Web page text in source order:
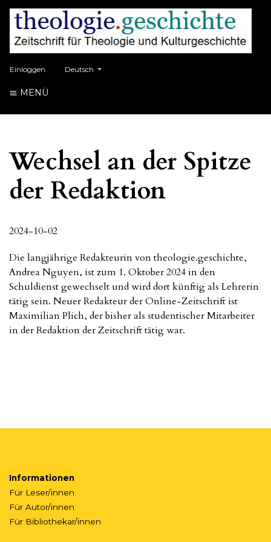
Einloggen ##plugins.themes.healthSciences.language.toggle##
Deutsch
MENÜ
Wechsel an der Spitze
der Redaktion
2024-10-02
Die langjährige Redakteurin von theologie.geschichte,
Andrea Nguyen, ist zum 1. Oktober 2024 in den
Schuldienst gewechselt und wird dort künftig als Lehrerin
tätig sein. Neuer Redakteur der Online-Zeitschrift ist
Maximilian Plich, der bisher als studentischer Mitarbeiter
in der Redaktion der Zeitschrift tätig war.
Informationen
Für Leser/innen
Für Autor/innen
Für Bibliothekar/innen